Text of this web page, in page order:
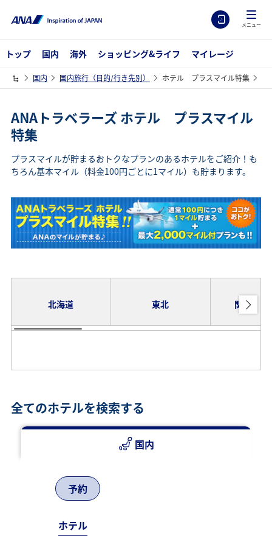
メニュー
トップ 国内 海外 ショッピング&ライフ マイレージ
国内 国内旅行（目的/行き先別） ホテル プラスマイル特集
ANAトラベラーズ ホテル プラスマイル
特集
プラスマイルが貯まるおトクなプランのあるホテルをご紹介！も
ちろん基本マイル（料金100円ごとに1マイル）も貯まります。
北海道 東北 関東・甲
全てのホテルを検索する
国内
予約
ホテル